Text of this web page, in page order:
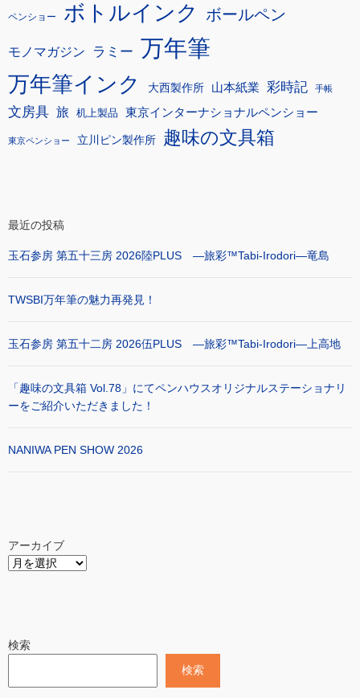
ペンショー ボトルインク ボールペン
モノマガジン ラミー 万年筆
万年筆インク 大西製作所 山本紙業 彩時記 手帳
文房具 旅 机上製品 東京インターナショナルペンショー
東京ペンショー 立川ピン製作所 趣味の文具箱
最近の投稿
玉石参房 第五十三房 2026陸PLUS ―旅彩™Tabi-Irodori―竜島
TWSBI万年筆の魅力再発見！
玉石参房 第五十二房 2026伍PLUS ―旅彩™Tabi-Irodori―上高地
「趣味の文具箱 Vol.78」にてペンハウスオリジナルステーショナリ
ーをご紹介いただきました！
NANIWA PEN SHOW 2026
アーカイブ
検索
検索